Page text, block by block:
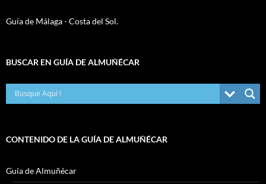
Guía de Málaga - Costa del Sol.
BUSCAR EN GUÍA DE ALMUÑÉCAR
CONTENIDO DE LA GUÍA DE ALMUÑÉCAR
Guía de Almuñécar